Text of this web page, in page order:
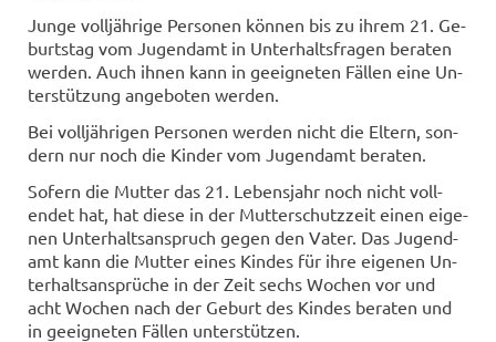
Junge voll­jäh­ri­ge Per­so­nen kön­nen bis zu ihrem 21. Ge­
burts­tag vom Ju­gend­amt in Un­ter­halts­fra­gen be­ra­ten
wer­den. Auch ihnen kann in ge­eig­ne­ten Fäl­len eine Un­
ter­stüt­zung an­ge­bo­ten wer­den.
Bei voll­jäh­ri­gen Per­so­nen wer­den nicht die El­tern, son­
dern nur noch die Kin­der vom Ju­gend­amt be­ra­ten.
So­fern die Mut­ter das 21. Le­bens­jahr noch nicht voll­
endet hat, hat diese in der Mut­ter­schutz­zeit einen ei­ge­
nen Un­ter­halts­an­spruch gegen den Vater. Das Ju­gend­
amt kann die Mut­ter eines Kin­des für ihre ei­ge­nen Un­
ter­halts­an­sprü­che in der Zeit sechs Wo­chen vor und
acht Wo­chen nach der Ge­burt des Kin­des be­ra­ten und
in ge­eig­ne­ten Fäl­len un­ter­stüt­zen.